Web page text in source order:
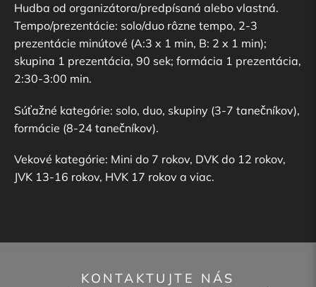
Hudba od organizátora/predpísaná alebo vlastná.
Tempo/prezentácie: solo/duo rôzne tempo, 2-3
prezentácie minútové (A:3 x 1 min, B: 2 x 1 min);
skupina 1 prezentácia, 90 sek; formácia 1 prezentácia,
2:30-3:00 min.
Súťažné kategórie: solo, duo, skupiny (3-7 tanečníkov),
formácie (8-24 tanečníkov).
Vekové kategórie: Mini do 7 rokov, DVK do 12 rokov,
JVK 13-16 rokov, HVK 17 rokov a viac.
KONTAKTUJTE NÁS